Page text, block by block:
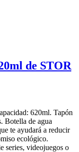
de STOR
620ml. Tapón
Botella de agua
te ayudará a reducir
ecológico.
series, videojuegos o